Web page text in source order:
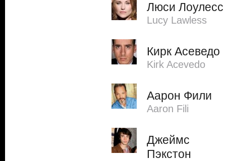
Люси Лоулесс
Lucy Lawless
Кирк Асеведо
Kirk Acevedo
Аарон Фили
Aaron Fili
Джеймс
Пэкстон